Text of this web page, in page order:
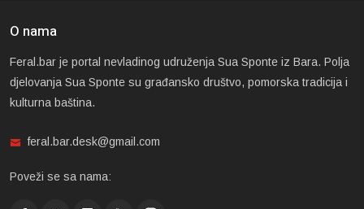
O nama
Feral.bar je portal nevladinog udruženja Sua Sponte iz Bara. Polja
djelovanja Sua Sponte su građansko društvo, pomorska tradicija i
kulturna baština.
feral.bar.desk@gmail.com
Poveži se sa nama: